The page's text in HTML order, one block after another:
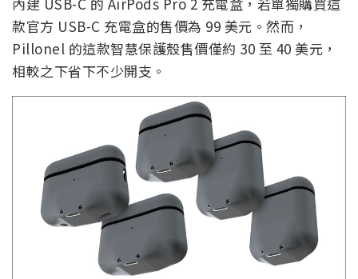
款官方 USB-C 充電盒的售價為 99 美元。然而，
Pillonel 的這款智慧保護殼售價僅約 30 至 40 美元，
相較之下省下不少開支。